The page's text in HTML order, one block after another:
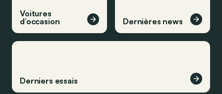
Voitures
d’occasion
Dernières news
Derniers essais